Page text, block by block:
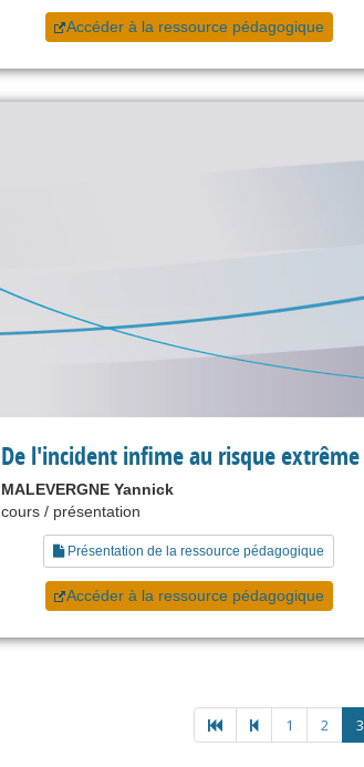
Accéder à la ressource pédagogique
De l'incident infime au risque extrême
MALEVERGNE Yannick
cours / présentation
Présentation de la ressource pédagogique
Accéder à la ressource pédagogique
1 2 3